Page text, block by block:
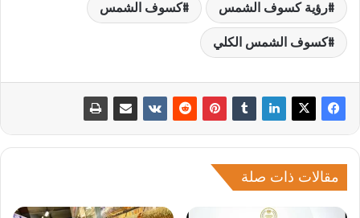
رؤية كسوف الشمس كسوف الشمس
كسوف الشمس الكلي
مقالات ذات صلة